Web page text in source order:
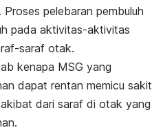
pelebaran pembuluh
pada aktivitas-aktivitas
saraf otak.
kenapa MSG yang
dapat rentan memicu sakit
dari saraf di otak yang